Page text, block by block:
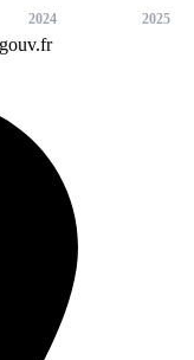
2024 2025